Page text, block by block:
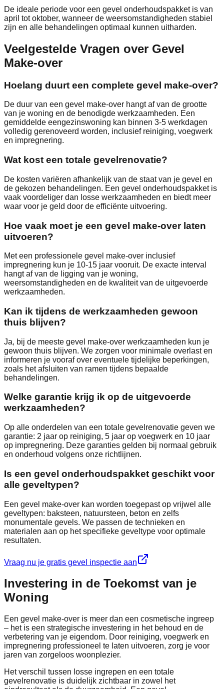
De ideale periode voor een gevel onderhoudspakket is van
april tot oktober, wanneer de weersomstandigheden stabiel
zijn en alle behandelingen optimaal kunnen uitharden.
Veelgestelde Vragen over Gevel
Make-over
Hoelang duurt een complete gevel make-over?
De duur van een gevel make-over hangt af van de grootte
van je woning en de benodigde werkzaamheden. Een
gemiddelde eengezinswoning kan binnen 3-5 werkdagen
volledig gerenoveerd worden, inclusief reiniging, voegwerk
en impregnering.
Wat kost een totale gevelrenovatie?
De kosten variëren afhankelijk van de staat van je gevel en
de gekozen behandelingen. Een gevel onderhoudspakket is
vaak voordeliger dan losse werkzaamheden en biedt meer
waar voor je geld door de efficiënte uitvoering.
Hoe vaak moet je een gevel make-over laten
uitvoeren?
Met een professionele gevel make-over inclusief
impregnering kun je 10-15 jaar vooruit. De exacte interval
hangt af van de ligging van je woning,
weersomstandigheden en de kwaliteit van de uitgevoerde
werkzaamheden.
Kan ik tijdens de werkzaamheden gewoon
thuis blijven?
Ja, bij de meeste gevel make-over werkzaamheden kun je
gewoon thuis blijven. We zorgen voor minimale overlast en
informeren je vooraf over eventuele tijdelijke beperkingen,
zoals het afsluiten van ramen tijdens bepaalde
behandelingen.
Welke garantie krijg ik op de uitgevoerde
werkzaamheden?
Op alle onderdelen van een totale gevelrenovatie geven we
garantie: 2 jaar op reiniging, 5 jaar op voegwerk en 10 jaar
op impregnering. Deze garanties gelden bij normaal gebruik
en onderhoud volgens onze richtlijnen.
Is een gevel onderhoudspakket geschikt voor
alle geveltypen?
Een gevel make-over kan worden toegepast op vrijwel alle
geveltypen: baksteen, natuursteen, beton en zelfs
monumentale gevels. We passen de technieken en
materialen aan op het specifieke geveltype voor optimale
resultaten.
Vraag nu je gratis gevel inspectie aan
Investering in de Toekomst van je
Woning
Een gevel make-over is meer dan een cosmetische ingreep
– het is een strategische investering in het behoud en de
verbetering van je eigendom. Door reiniging, voegwerk en
impregnering professioneel te laten uitvoeren, zorg je voor
jaren van zorgeloos woonplezier.
Het verschil tussen losse ingrepen en een totale
gevelrenovatie is duidelijk zichtbaar in zowel het